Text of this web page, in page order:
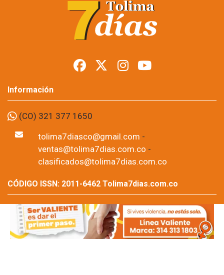
armas en Tolima
durante posesión
presidencial
Foto: suministrada a Tolima7Días.
Los permisos para portar armas de fuego y armas traumáticas
quedaron suspendidos temporalmente en todo el
hasta las 11:59 de la noche del domingo 9 de agosto. La
como parte de las disposiciones de seguridad previstas para la
posesión presidencial correspondiente al periodo 2026-2030.